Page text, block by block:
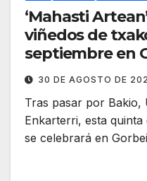
‘Mahasti
viñedos de
septiembre en
30 DE AGOSTO DE
Tras pasar por Bakio,
Enkarterri, esta quinta
se celebrará en